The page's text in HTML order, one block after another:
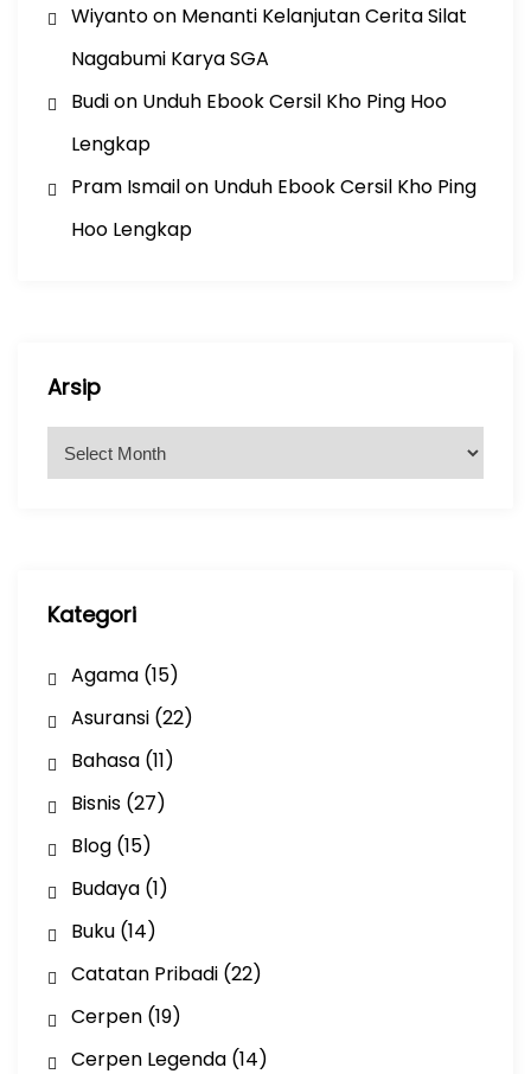
Wiyantoon Menanti Kelanjutan Cerita Silat
Nagabumi Karya SGA
Budion Unduh Ebook Cersil Kho Ping Hoo
Lengkap
Pram Ismailon Unduh Ebook Cersil Kho Ping
Hoo Lengkap
Arsip
Kategori
Agama(15)
Asuransi(22)
Bahasa(11)
Bisnis(27)
Blog(15)
Budaya(1)
Buku(14)
Catatan Pribadi(22)
Cerpen(19)
Cerpen Legenda(14)